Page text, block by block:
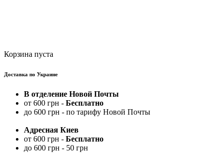
Корзина пуста
Доставка по Украине
В отделение Новой Почты
от 600 грн - Бесплатно
до 600 грн - по тарифу Новой Почты
Адресная Киев
от 600 грн - Бесплатно
до 600 грн - 50 грн